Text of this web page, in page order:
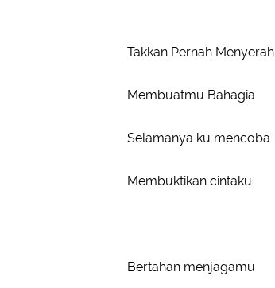
Takkan Pernah Menyerah
Membuatmu Bahagia
Selamanya ku mencoba
Membuktikan cintaku
Bertahan menjagamu